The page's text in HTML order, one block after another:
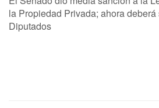
la Propiedad Privada; ahora deberá
Diputados